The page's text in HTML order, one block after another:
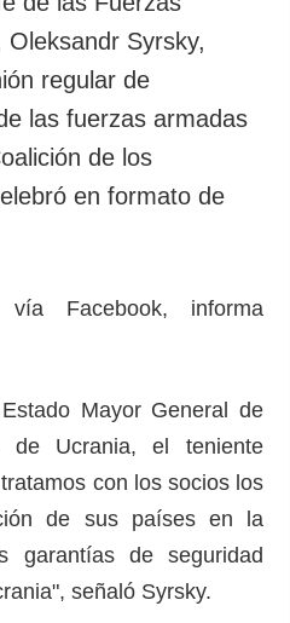
Syrsky,
regular de
las fuerzas armadas
de los
en formato de
Facebook, informa
Mayor General de
de Ucrania, el teniente
con los socios los
de sus países en la
garantías de seguridad
señaló Syrsky.